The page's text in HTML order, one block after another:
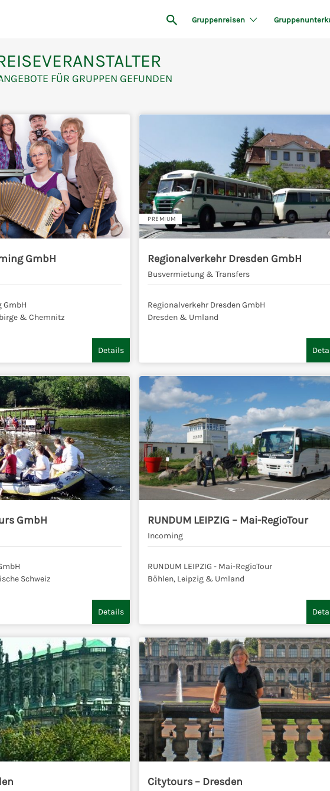
Gruppenreisen
FÜR GRUPPEN GEFUNDEN
GmbH
GmbH
& Chemnitz
Details
PREMIUM
Regionalverkehr Dresden GmbH
Busvermietung & Transfers
Regionalverkehr Dresden GmbH
Dresden & Umland
GmbH
Schweiz
Details
RUNDUM LEIPZIG – Mai-RegioTour
Incoming
RUNDUM LEIPZIG - Mai-RegioTour
Böhlen, Leipzig & Umland
Citytours – Dresden